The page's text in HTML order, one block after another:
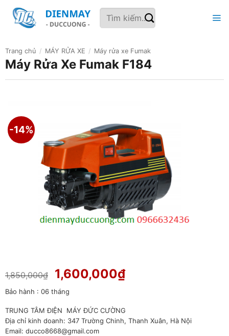
qua
Tìm
kiếm:
Trang chủ / MÁY RỬA XE / Máy rửa xe Fumak
Máy Rửa Xe Fumak F184
-14%
1,850,000₫
Giá
gốc
là:
1,850,000₫.
1,600,000₫Giá
là:
1,600,000₫.
Bảo hành : 06 tháng
TRUNG TÂM ĐIỆN MÁY ĐỨC CƯỜNG
Địa chỉ kinh doanh: 347 Trường Chinh, Thanh Xuân, Hà Nội
Email: ducco8668@gmail.com